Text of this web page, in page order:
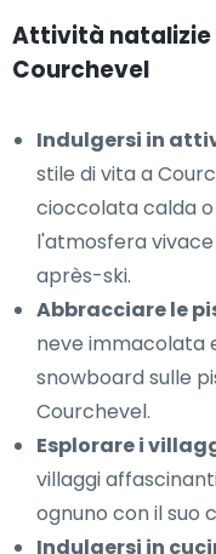
Attività natalizie
Courchevel
Indulgersi in
stile di vita a
cioccolata calda
l'atmosfera
après-ski.
Abbracciare le
neve immacolata
snowboard sulle
Courchevel.
Esplorare i
villaggi
ognuno con il suo
Indulgersi in